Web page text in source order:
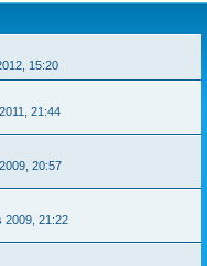
15:20
21:44
20:57
2009, 21:22